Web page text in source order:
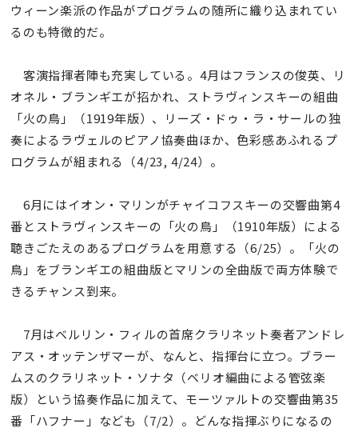
ウィーン楽派の作品がプログラムの随所に織り込まれてい
るのも特徴的だ。
客演指揮者陣も充実している。4月はフランスの俊英、リ
オネル・ブランギエが招かれ、ストラヴィンスキーの組曲
「火の鳥」（1919年版）、リーズ・ドゥ・ラ・サールの独
奏によるラヴェルのピアノ協奏曲ほか、色彩感あふれるプ
ログラムが組まれる（4/23, 4/24）。
6月にはイオン・マリンがチャイコフスキーの交響曲第4
番とストラヴィンスキーの「火の鳥」（1910年版）による
聴きごたえのあるプログラムを用意する（6/25）。「火の
鳥」をブランギエの組曲版とマリンの全曲版で両方体験で
きるチャンス到来。
7月はベルリン・フィルの首席クラリネット奏者アンドレ
アス・オッテンザマーが、なんと、指揮台に立つ。ブラー
ムスのクラリネット・ソナタ（ベリオ編曲による管弦楽
版）という協奏作品に加えて、モーツァルトの交響曲第35
番「ハフナー」なども（7/2）。どんな指揮ぶりになるの